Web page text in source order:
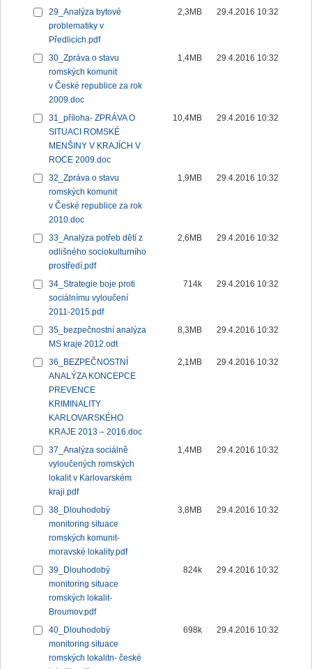
29_Analýza bytové
problematiky v
Předlicích.pdf
2,3MB 29.4.2016 10:32
30_Zpráva o stavu
romských komunit
v České republice za rok
2009.doc
1,4MB 29.4.2016 10:32
31_příloha- ZPRÁVA O
SITUACI ROMSKÉ
MENŠINY V KRAJÍCH V
ROCE 2009.doc
10,4MB 29.4.2016 10:32
32_Zpráva o stavu
romských komunit
v České republice za rok
2010.doc
1,9MB 29.4.2016 10:32
33_Analýza potřeb dětí z
odlišného sociokulturního
prostředí.pdf
2,6MB 29.4.2016 10:32
34_Strategie boje proti
sociálnímu vyloučení
2011-2015.pdf
714k 29.4.2016 10:32
35_bezpečnostní analýza
MS kraje 2012.odt
8,3MB 29.4.2016 10:32
36_BEZPEČNOSTNÍ
ANALÝZA KONCEPCE
PREVENCE
KRIMINALITY
KARLOVARSKÉHO
KRAJE 2013 – 2016.doc
2,1MB 29.4.2016 10:32
37_Analýza sociálně
vyloučených romských
lokalit v Karlovarském
kraji.pdf
1,4MB 29.4.2016 10:32
38_Dlouhodobý
monitoring situace
romských komunit-
moravské lokality.pdf
3,8MB 29.4.2016 10:32
39_Dlouhodobý
monitoring situace
romských lokalit-
Broumov.pdf
824k 29.4.2016 10:32
40_Dlouhodobý
monitoring situace
romských lokalitn- české
698k 29.4.2016 10:32